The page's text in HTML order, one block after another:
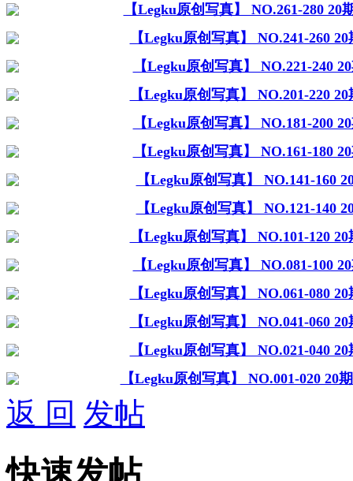
【Legku原创写真】 NO.261-280 20
【Legku原创写真】 NO.241-260
【Legku原创写真】 NO.221-240
【Legku原创写真】 NO.201-220
【Legku原创写真】 NO.181-200
【Legku原创写真】 NO.161-180
【Legku原创写真】 NO.141-160
【Legku原创写真】 NO.121-140
【Legku原创写真】 NO.101-120
【Legku原创写真】 NO.081-100
【Legku原创写真】 NO.061-080
【Legku原创写真】 NO.041-060
【Legku原创写真】 NO.021-040
【Legku原创写真】 NO.001-020 20
返 回 发帖
快速发帖